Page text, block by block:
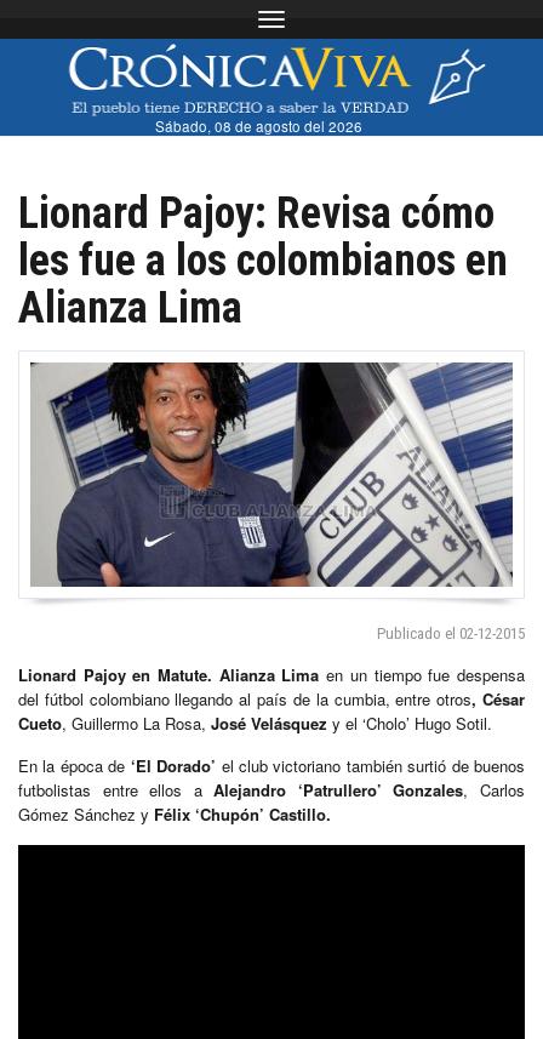
Toggle navigation
Sábado, 08 de agosto del 2026
Lionard Pajoy: Revisa cómo
les fue a los colombianos en
Alianza Lima
Publicado el 02-12-2015
Lionard Pajoy en Matute. Alianza Lima en un tiempo fue despensa
del fútbol colombiano llegando al país de la cumbia, entre otros, César
Cueto, Guillermo La Rosa, José Velásquez y el ‘Cholo’ Hugo Sotil.
En la época de ‘El Dorado’ el club victoriano también surtió de buenos
futbolistas entre ellos aAlejandro ‘Patrullero’ Gonzales, Carlos
Gómez Sánchez y Félix ‘Chupón’ Castillo.